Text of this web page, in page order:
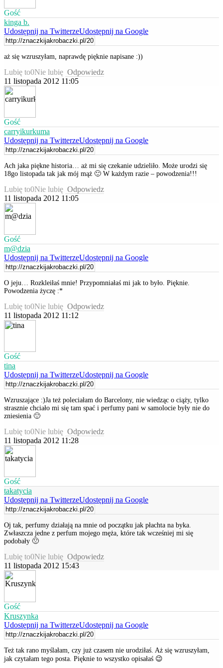
Gość
kinga b.
Udostępnij na TwitterzeUdostępnij na Google
aż się wzruszyłam, naprawdę pięknie napisane :))
Lubię to0Nie lubię Odpowiedz
11 listopada 2012 11:05
Gość
carryikurkuma
Udostępnij na TwitterzeUdostępnij na Google
Ach jaka piękne historia… aż mi się czekanie udzieliło. Może urodzi się
18go listopada tak jak mój mąż 🙂 W każdym razie – powodzenia!!!
Lubię to0Nie lubię Odpowiedz
11 listopada 2012 11:05
Gość
m@dzia
Udostępnij na TwitterzeUdostępnij na Google
O jeju… Rozkleiłaś mnie! Przypomniałaś mi jak to było. Pięknie.
Powodzenia życzę :*
Lubię to0Nie lubię Odpowiedz
11 listopada 2012 11:12
Gość
tina
Udostępnij na TwitterzeUdostępnij na Google
Wzruszające :)Ja też poleciałam do Barcelony, nie wiedząc o ciąży, tylko
strasznie chciało mi się tam spać i perfumy pani w samolocie były nie do
zniesienia 🙂
Lubię to0Nie lubię Odpowiedz
11 listopada 2012 11:28
Gość
takatycia
Udostępnij na TwitterzeUdostępnij na Google
Oj tak, perfumy działają na mnie od początku jak płachta na byka.
Zwłaszcza jedne z perfum mojego męża, które tak wcześniej mi się
podobały 🙁
Lubię to0Nie lubię Odpowiedz
11 listopada 2012 15:43
Gość
Kruszynka
Udostępnij na TwitterzeUdostępnij na Google
Też tak rano myślałam, czy już czasem nie urodziłaś. Aż się wzruszyłam,
jak czytałam tego posta. Pięknie to wszystko opisałaś 😉